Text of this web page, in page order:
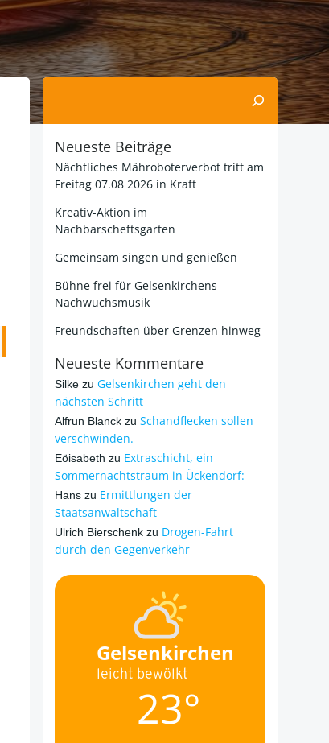
Suchen
Neueste Beiträge
Nächtliches Mähroboterverbot tritt am
Freitag 07.08 2026 in Kraft
Kreativ-Aktion im
Nachbarscheftsgarten
Gemeinsam singen und genießen
Bühne frei für Gelsenkirchens
Nachwuchsmusik
Freundschaften über Grenzen hinweg
Neueste Kommentare
Silke zu Gelsenkirchen geht den
nächsten Schritt
Alfrun Blanck zu Schandflecken sollen
verschwinden.
Eöisabeth zu Extraschicht, ein
Sommernachtstraum in Ückendorf:
Hans zu Ermittlungen der
Staatsanwaltschaft
Ulrich Bierschenk zu Drogen-Fahrt
durch den Gegenverkehr
Gelsenkirchen
leicht bewölkt
23°